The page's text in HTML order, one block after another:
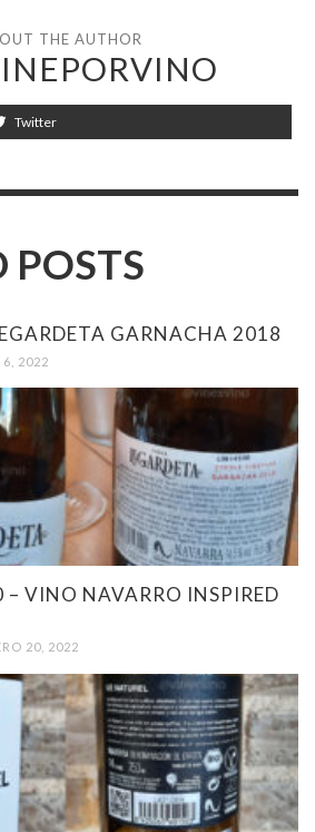
THE AUTHOR
Twitter
POSTS
GARNACHA 2018
6, 2022
– VINO NAVARRO INSPIRED
20, 2022